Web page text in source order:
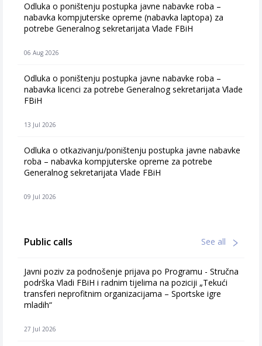
Odluka o poništenju postupka javne nabavke roba –
nabavka kompjuterske opreme (nabavka laptopa) za
potrebe Generalnog sekretarijata Vlade FBiH
06 Aug 2026
Odluka o poništenju postupka javne nabavke roba –
nabavka licenci za potrebe Generalnog sekretarijata Vlade
FBiH
13 Jul 2026
Odluka o otkazivanju/poništenju postupka javne nabavke
roba – nabavka kompjuterske opreme za potrebe
Generalnog sekretarijata Vlade FBiH
09 Jul 2026
Public calls See all
Javni poziv za podnošenje prijava po Programu - Stručna
podrška Vladi FBiH i radnim tijelima na poziciji „Tekući
transferi neprofitnim organizacijama – Sportske igre
mladih“
27 Jul 2026